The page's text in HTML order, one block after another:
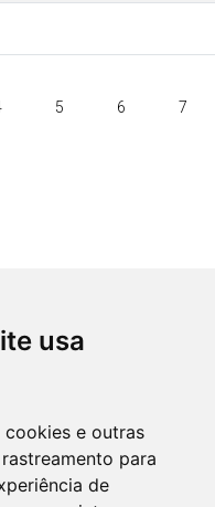
usa
e outras
para
de
5 6 7
SUL